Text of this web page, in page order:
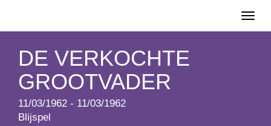
DE VERKOCHTE
GROOTVADER
11/03/1962 - 11/03/1962
Blijspel